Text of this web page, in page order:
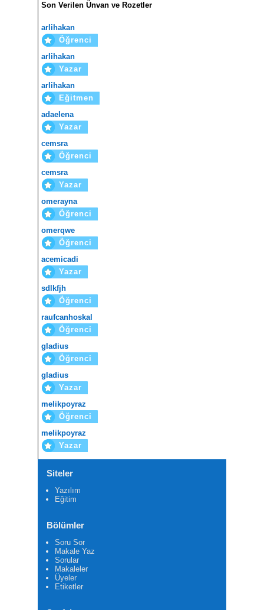
Son Verilen Ünvan ve Rozetler
arlihakan
Öğrenci
arlihakan
Yazar
arlihakan
Eğitmen
adaelena
Yazar
cemsra
Öğrenci
cemsra
Yazar
omerayna
Öğrenci
omerqwe
Öğrenci
acemicadi
Yazar
sdlkfjh
Öğrenci
raufcanhoskal
Öğrenci
gladius
Öğrenci
gladius
Yazar
melikpoyraz
Öğrenci
melikpoyraz
Yazar
Siteler
Yazılım
Eğitim
Bölümler
Soru Sor
Makale Yaz
Sorular
Makaleler
Üyeler
Etiketler